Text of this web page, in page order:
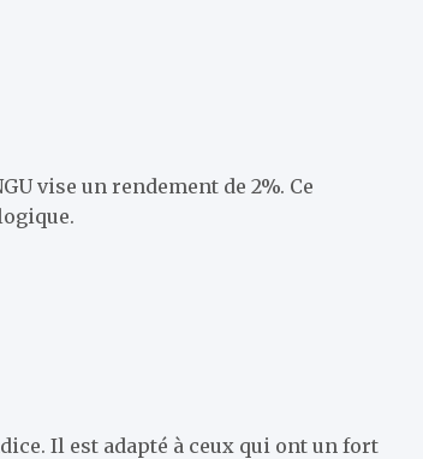
vise un rendement de 2%. Ce
Il est adapté à ceux qui ont un fort